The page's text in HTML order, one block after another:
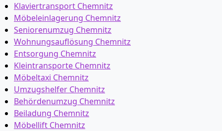
Klaviertransport Chemnitz
Möbeleinlagerung Chemnitz
Seniorenumzug Chemnitz
Wohnungsauflösung Chemnitz
Entsorgung Chemnitz
Kleintransporte Chemnitz
Möbeltaxi Chemnitz
Umzugshelfer Chemnitz
Behördenumzug Chemnitz
Beiladung Chemnitz
Möbellift Chemnitz